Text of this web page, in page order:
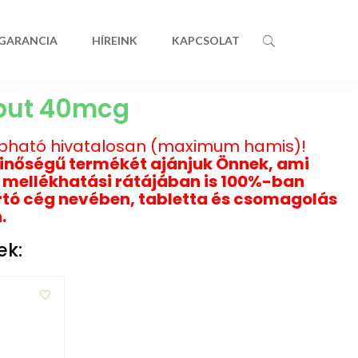
HÍREINK KAPCSOLAT
40mcg
hivatalosan (maximum hamis)!
termékét ajánjuk Önnek, ami
rátájában is 100%-ban
cég nevében, tabletta és csomagolás